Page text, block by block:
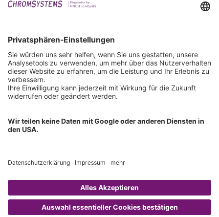
IFU anfordern
Zertifizierungen
ISO 9001 Zertifikat